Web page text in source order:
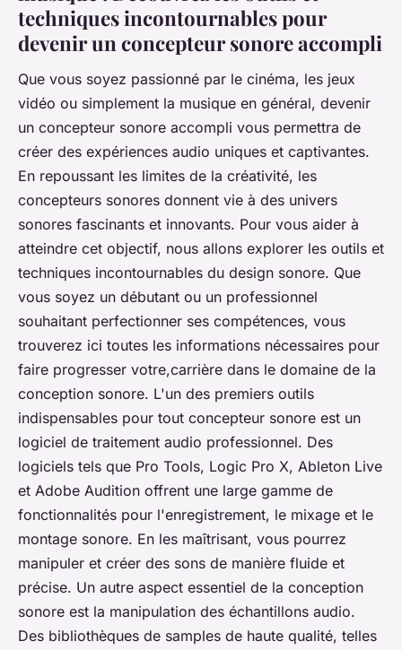
techniques incontournables pour
devenir un concepteur sonore accompli
Que vous soyez passionné par le cinéma, les jeux
vidéo ou simplement la musique en général, devenir
un concepteur sonore accompli vous permettra de
créer des expériences audio uniques et captivantes.
En repoussant les limites de la créativité, les
concepteurs sonores donnent vie à des univers
sonores fascinants et innovants. Pour vous aider à
atteindre cet objectif, nous allons explorer les outils et
techniques incontournables du design sonore. Que
vous soyez un débutant ou un professionnel
souhaitant perfectionner ses compétences, vous
trouverez ici toutes les informations nécessaires pour
faire progresser votre,carrière dans le domaine de la
conception sonore. L'un des premiers outils
indispensables pour tout concepteur sonore est un
logiciel de traitement audio professionnel. Des
logiciels tels que Pro Tools, Logic Pro X, Ableton Live
et Adobe Audition offrent une large gamme de
fonctionnalités pour l'enregistrement, le mixage et le
montage sonore. En les maîtrisant, vous pourrez
manipuler et créer des sons de manière fluide et
précise. Un autre aspect essentiel de la conception
sonore est la manipulation des échantillons audio.
Des bibliothèques de samples de haute qualité, telles